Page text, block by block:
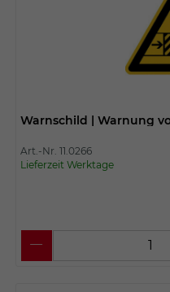
Warnschild | Warnung
Art.-Nr. 11.0266
Lieferzeit Werktage